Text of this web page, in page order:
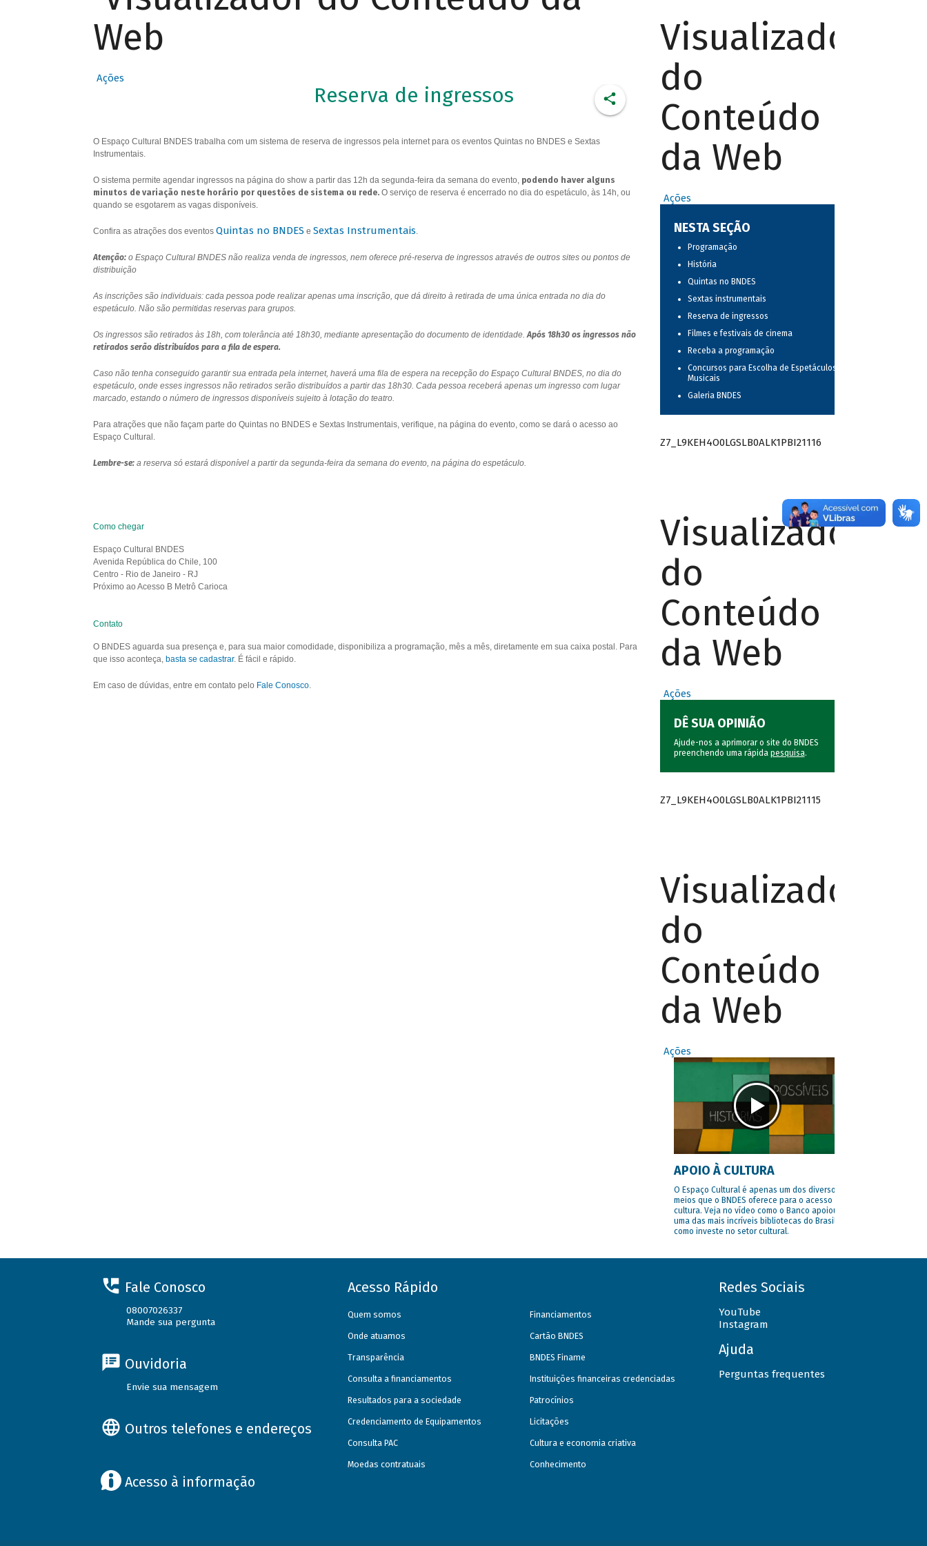
Web
Ações
Reserva de ingressos
O Espaço Cultural BNDES trabalha com um sistema de reserva de ingressos pela internet para os eventos Quintas no BNDES e Sextas
Instrumentais.
O sistema permite agendar ingressos na página do show a partir das 12h da segunda-feira da semana do evento, podendo haver alguns
minutos de variação neste horário por questões de sistema ou rede.O serviço de reserva é encerrado no dia do espetáculo, às 14h, ou
quando se esgotarem as vagas disponíveis.
Confira as atrações dos eventos Quintas no BNDES e Sextas Instrumentais.
Atenção:o Espaço Cultural BNDES não realiza venda de ingressos, nem oferece pré-reserva de ingressos através de outros sites ou pontos de
distribuição
As inscrições são individuais: cada pessoa pode realizar apenas uma inscrição, que dá direito à retirada de uma única entrada no dia do
espetáculo. Não são permitidas reservas para grupos.
Os ingressos são retirados às 18h, com tolerância até 18h30, mediante apresentação do documento de identidade.Após 18h30 os ingressos não
retirados serão distribuídos para a fila de espera.
Caso não tenha conseguido garantir sua entrada pela internet, haverá uma fila de espera na recepção do Espaço Cultural BNDES, no dia do
espetáculo, onde esses ingressos não retirados serão distribuídos a partir das 18h30. Cada pessoa receberá apenas um ingresso com lugar
marcado, estando o número de ingressos disponíveis sujeito à lotação do teatro.
Para atrações que não façam parte do Quintas no BNDES e Sextas Instrumentais, verifique, na página do evento, como se dará o acesso ao
Espaço Cultural.
Lembre-se:a reserva só estará disponível a partir da segunda-feira da semana do evento, na página do espetáculo.
Como chegar
Espaço Cultural BNDES
Avenida República do Chile, 100
Centro - Rio de Janeiro - RJ
Próximo ao Acesso B Metrô Carioca
Contato
O BNDES aguarda sua presença e, para sua maior comodidade, disponibiliza a programação, mês a mês, diretamente em sua caixa postal. Para
que isso aconteça, basta se cadastrar. É fácil e rápido.
Em caso de dúvidas, entre em contato pelo Fale Conosco.
Visualizador
do
Conteúdo
da Web
Ações
NESTA SEÇÃO
Programação
História
Quintas no BNDES
Sextas instrumentais
Reserva de ingressos
Filmes e festivais de cinema
Receba a programação
Concursos para Escolha de Espetáculos
Musicais
Galeria BNDES
Z7_L9KEH4O0LGSLB0ALK1PBI21116
Visualizador
do
Conteúdo
da Web
Ações
DÊ SUA OPINIÃO
Ajude-nos a aprimorar o site do BNDES
preenchendo uma rápida pesquisa.
Z7_L9KEH4O0LGSLB0ALK1PBI21115
Visualizador
do
Conteúdo
da Web
Ações
APOIO À CULTURA
O Espaço Cultural é apenas um dos diversos
meios que o BNDES oferece para o acesso à
cultura. Veja no vídeo como o Banco apoiou
uma das mais incríveis bibliotecas do Brasil e
como investe no setor cultural.
Fale Conosco
08007026337
Mande sua pergunta
Ouvidoria
Envie sua mensagem
Outros telefones e endereços
Acesso à informação
Acesso Rápido
Quem somos
Onde atuamos
Transparência
Consulta a financiamentos
Resultados para a sociedade
Credenciamento de Equipamentos
Consulta PAC
Moedas contratuais
Financiamentos
Cartão BNDES
BNDES Finame
Instituições financeiras credenciadas
Patrocínios
Licitações
Cultura e economia criativa
Conhecimento
Redes Sociais
YouTube
Instagram
Ajuda
Perguntas frequentes